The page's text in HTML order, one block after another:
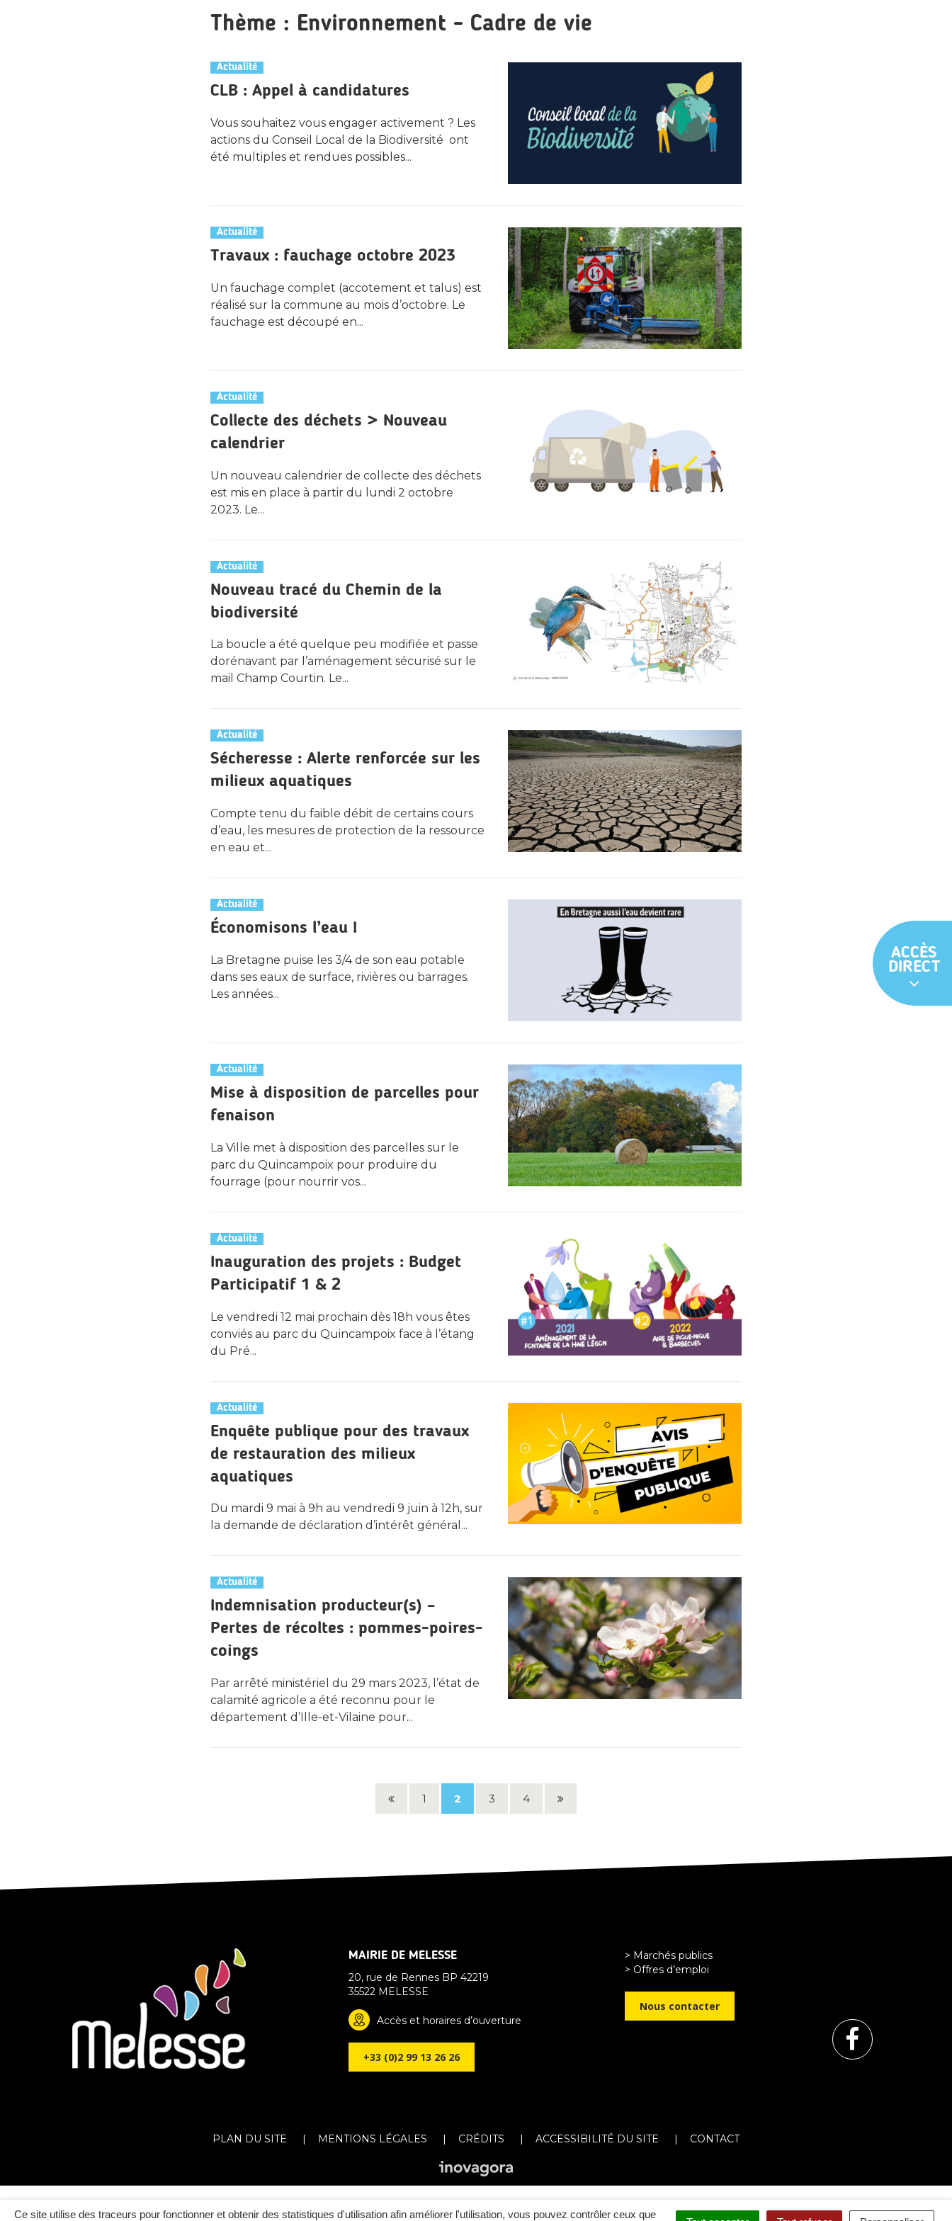
Ce site utilise des traceurs pour fonctionner et obtenir des statistiques d'utilisation afin améliorer l'utilisation, vous pouvez contrôler ceux que
ACCÈS
DIRECT
Thème : Environnement - Cadre de vie
Actualité
CLB : Appel à candidatures
Vous souhaitez vous engager activement ? Les
actions du Conseil Local de la Biodiversité ont
été multiples et rendues possibles...
Actualité
Travaux : fauchage octobre 2023
Un fauchage complet (accotement et talus) est
réalisé sur la commune au mois d’octobre. Le
fauchage est découpé en...
Actualité
Collecte des déchets > Nouveau
calendrier
Un nouveau calendrier de collecte des déchets
est mis en place à partir du lundi 2 octobre
2023. Le...
Actualité
Nouveau tracé du Chemin de la
biodiversité
La boucle a été quelque peu modifiée et passe
dorénavant par l’aménagement sécurisé sur le
mail Champ Courtin. Le...
Actualité
Sécheresse : Alerte renforcée sur les
milieux aquatiques
Compte tenu du faible débit de certains cours
d’eau, les mesures de protection de la ressource
en eau et...
Actualité
Économisons l’eau !
La Bretagne puise les 3/4 de son eau potable
dans ses eaux de surface, rivières ou barrages.
Les années...
Actualité
Mise à disposition de parcelles pour
fenaison
La Ville met à disposition des parcelles sur le
parc du Quincampoix pour produire du
fourrage (pour nourrir vos...
Actualité
Inauguration des projets : Budget
Participatif 1 & 2
Le vendredi 12 mai prochain dès 18h vous êtes
conviés au parc du Quincampoix face à l’étang
du Pré...
Actualité
Enquête publique pour des travaux
de restauration des milieux
aquatiques
Du mardi 9 mai à 9h au vendredi 9 juin à 12h, sur
la demande de déclaration d’intérêt général...
Actualité
Indemnisation producteur(s) –
Pertes de récoltes : pommes-poires-
coings
Par arrêté ministériel du 29 mars 2023, l’état de
calamité agricole a été reconnu pour le
département d’Ille-et-Vilaine pour...
Page
précédente
1 2 3 4
Page
suivante
MAIRIE DE MELESSE
20, rue de Rennes BP 42219
35522 MELESSE
Accès et horaires d’ouverture
+33 (0)2 99 13 26 26
> Marchés publics
> Offres d’emploi
Nous contacter
Lien
PLAN DU SITE MENTIONS LÉGALES CRÉDITS ACCESSIBILITÉ DU SITE CONTACT